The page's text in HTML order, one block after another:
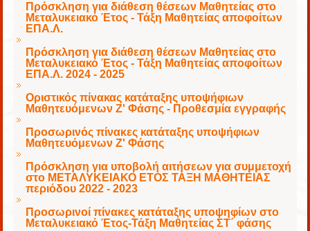
Πρόσκληση για διάθεση θέσεων Μαθητείας στο
Μεταλυκειακό Έτος - Τάξη Μαθητείας αποφοίτων
ΕΠΑ.Λ.
Πρόσκληση για διάθεση θέσεων Μαθητείας στο
Μεταλυκειακό Έτος - Τάξη Μαθητείας αποφοίτων
ΕΠΑ.Λ. 2024 - 2025
Οριστικός πίνακας κατάταξης υποψήφιων
Μαθητευόμενων Ζ' Φάσης - Προθεσμία εγγραφής
Προσωρινός πίνακες κατάταξης υποψήφιων
Μαθητευόμενων Ζ' Φάσης
Πρόσκληση για υποβολή αιτήσεων για συμμετοχή
στο ΜΕΤΑΛΥΚΕΙΑΚΟ ΕΤΟΣ ΤΑΞΗ ΜΑΘΗΤΕΙΑΣ
περιόδου 2022 - 2023
Προσωρινοί πίνακες κατάταξης υποψηφίων στο
Μεταλυκειακό Έτος-Τάξη Μαθητείας ΣΤ΄ φάσης